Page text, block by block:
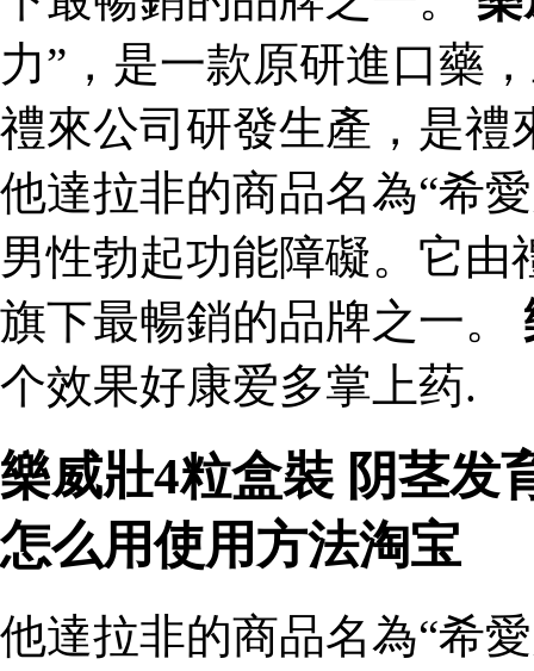
力”，是一款原研進口藥
禮來公司研發生產，是禮
他達拉非的商品名為“希
男性勃起功能障礙。它
旗下最暢銷的品牌之一。
个效果好康爱多掌上药.
樂威壯4粒盒裝 阴茎发
怎么用使用方法淘宝
他達拉非的商品名為“希